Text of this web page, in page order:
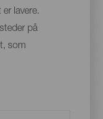
lavere.
på
som